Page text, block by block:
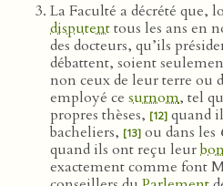
La Faculté a décrété que,
disputenttous les ans en
des docteurs, qu’ils
débattent, soient
non ceux de leur terre ou
employé ce surnom, tel
propres thèses, [12] quand
bacheliers, [13] ou dans les
quand ils ont reçu leur
exactement comme font